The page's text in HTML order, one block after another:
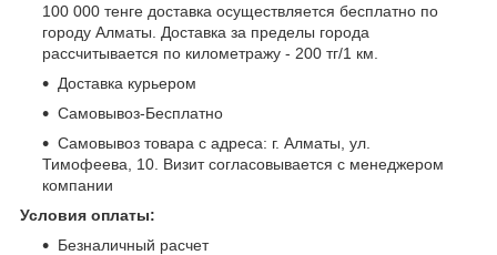
100 000 тенге доставка осуществляется бесплатно по
городу Алматы. Доставка за пределы города
рассчитывается по километражу - 200 тг/1 км.
Доставка курьером
Самовывоз-Бесплатно
Самовывоз товара с адреса: г. Алматы, ул.
Тимофеева, 10. Визит согласовывается с менеджером
компании
Условия оплаты:
Безналичный расчет